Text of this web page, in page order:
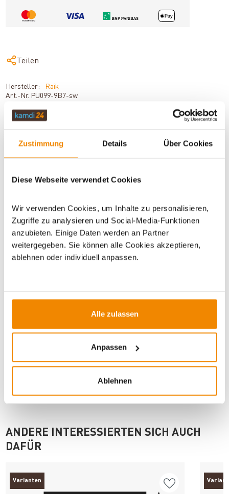
Zustimmung Details Über Cookies
Diese Webseite verwendet Cookies
Wir verwenden Cookies, um Inhalte zu personalisieren,
Zugriffe zu analysieren und Social-Media-Funktionen
anzubieten. Einige Daten werden an Partner
weitergegeben. Sie können alle Cookies akzeptieren,
ablehnen oder individuell anpassen.
Alle zulassen
Anpassen
Ablehnen
Teilen
Hersteller:
Raik
Art.-Nr. PU099-9B7-sw
BESCHREIBUNG
TECHNISCHE DATEN
BEWERTUNGEN (0)
Artikeldatenblatt drucken
Funkenschutzplatten Stahl
ANDERE INTERESSIERTEN SICH AUCH
DAFÜR
Varianten